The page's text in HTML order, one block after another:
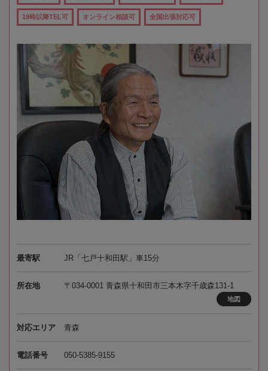
19時以降TEL可 オンライン相談可 全国出張対応可
最寄駅 JR「七戸十和田駅」車15分
所在地 〒034-0001 青森県十和田市三本木字千歳森131-1
地図
対応エリア 青森
電話番号 050-5385-9155